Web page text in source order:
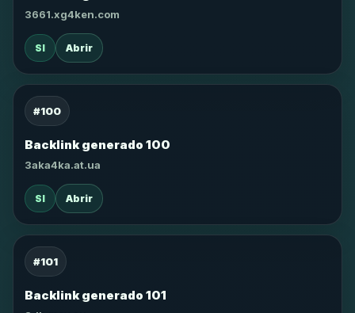
3661.xg4ken.com
SI Abrir
#100
Backlink generado 100
3aka4ka.at.ua
SI Abrir
#101
Backlink generado 101